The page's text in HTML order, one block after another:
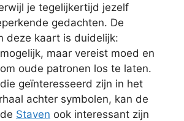
je tegelijkertijd jezelf
gedachten. De
deze kaart is duidelijk:
maar vereist moed en
oude patronen los te laten.
geïnteresseerd zijn in het
achter symbolen, kan de
Staven ook interessant zijn